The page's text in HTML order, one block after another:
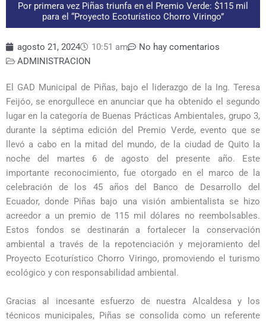
Por primera vez Piñas triunfa en el Premio Verde: $115 mil
para el “Proyecto Ecoturístico Chorro Viringo”
agosto 21, 2024 10:51 am
No hay comentarios
ADMINISTRACION
El GAD Municipal de Piñas, bajo el liderazgo de la Ing. Teresa
Feijóo, se enorgullece en anunciar que ha obtenido el segundo
lugar en la categoría de Buenas Prácticas Ambientales, grupo 3,
durante la séptima edición del Premio Verde, evento que se
llevó a cabo en la mitad del mundo, de la ciudad de Quito la
noche del martes 6 de agosto del presente año. Este
importante reconocimiento, fue otorgado en el marco de la
celebración de los 45 años del Banco de Desarrollo del
Ecuador, donde Piñas bajo una visión ambientalista se hizo
acreedor a un premio de 115 mil dólares no reembolsables.
Estos fondos se destinarán a fortalecer la conservación
ambiental a través de la repotenciación y mejoramiento del
Proyecto Ecoturístico Chorro Viringo, promoviendo el turismo
ecológico y con responsabilidad ambiental.
Gracias al incesante esfuerzo de nuestra Alcaldesa y los
técnicos municipales, Piñas se consolida como un referente